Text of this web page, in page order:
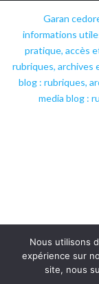
Garan
informations
pratique, accès
rubriques, archives
blog : rubriques,
media blog :
Nous utilisons
expérience sur
site, nous